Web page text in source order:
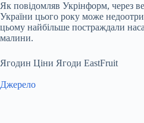
Як повідомляв Укрінформ, через
України цього року може
цьому найбільше постраждали
малини.
Ягодин Ціни Ягоди EastFruit
Джерело